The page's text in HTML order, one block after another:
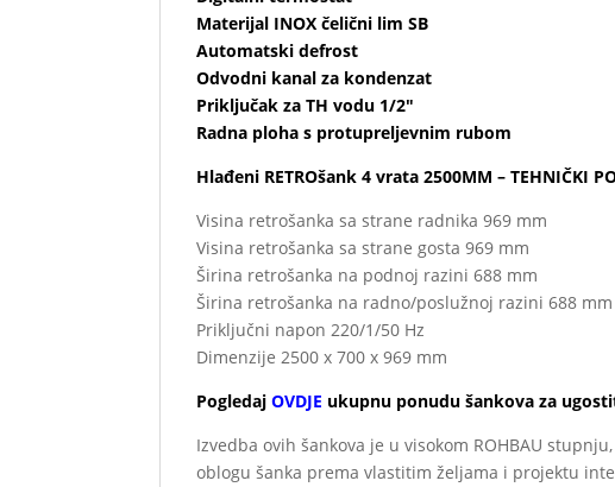
Materijal INOX čelični lim SB
Automatski defrost
Odvodni kanal za kondenzat
Priključak za TH vodu 1/2″
Radna ploha s protupreljevnim rubom
Hlađeni RETROšank 4 vrata 2500MM – TEHNIČKI
Visina retrošanka sa strane radnika 969 mm
Visina retrošanka sa strane gosta 969 mm
Širina retrošanka na podnoj razini 688 mm
Širina retrošanka na radno/poslužnoj razini 688 mm
Priključni napon 220/1/50 Hz
Dimenzije 2500 x 700 x 969 mm
PogledajOVDJE ukupnu ponudu šankova za
Izvedba ovih šankova je u visokom ROHBAU
oblogu šanka prema vlastitim željama i projektu